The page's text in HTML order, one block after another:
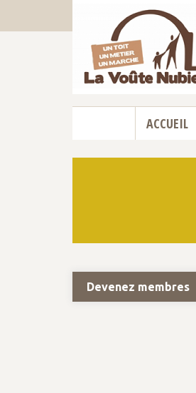
ACCUEIL
Devenez membres